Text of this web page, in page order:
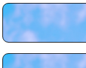
マス交換（土の
マス交換（深さ
マス交換（深さ